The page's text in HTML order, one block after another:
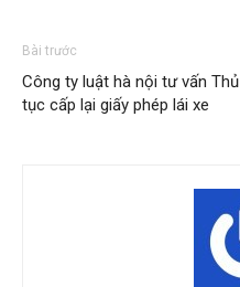
Bài trước
Công ty luật hà nội tư vấn Thủ
tục cấp lại giấy phép lái xe